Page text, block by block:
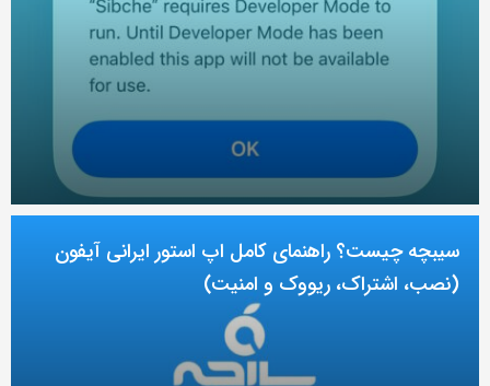
سیبچه چیست؟ راهنمای کامل اپ استور ایرانی آیفون
(نصب، اشتراک، ریووک و امنیت)